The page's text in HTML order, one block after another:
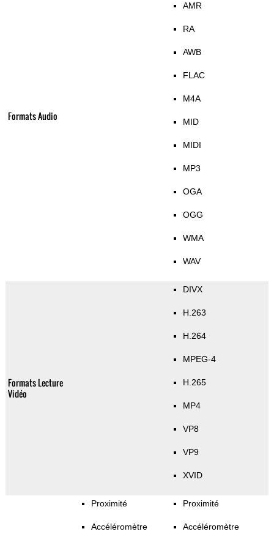
Formats Audio
AMR
RA
AWB
FLAC
M4A
MID
MIDI
MP3
OGA
OGG
WMA
WAV
Formats Lecture
Vidéo
DIVX
H.263
H.264
MPEG-4
H.265
MP4
VP8
VP9
XVID
Proximité
Accéléromètre
Proximité
Accéléromètre